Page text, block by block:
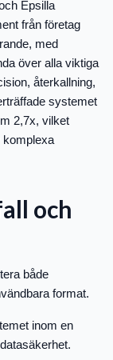
Epsilla
från företag
med
över alla viktiga
återkallning,
systemet
2,7x, vilket
komplexa
och
både
format.
inom en